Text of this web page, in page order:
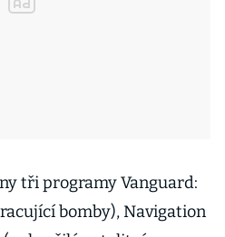
tři programy Vanguard:
bomby), Navigation